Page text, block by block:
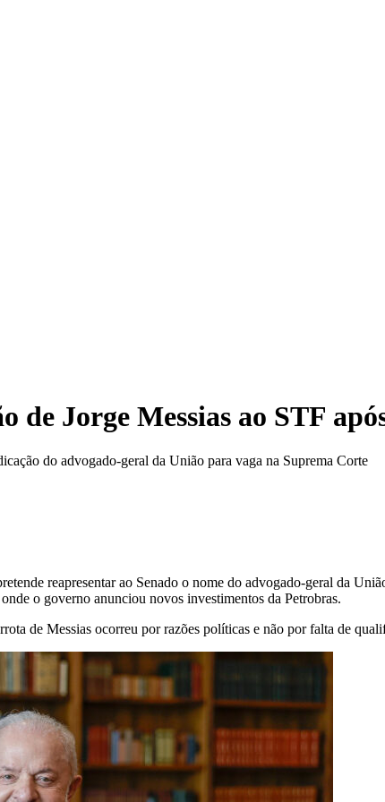
Jorge Messias ao STF
do advogado-geral da União para vaga na Suprema Corte
reapresentar ao Senado o nome do advogado-geral da
o governo anunciou novos investimentos da Petrobras.
de Messias ocorreu por razões políticas e não por falta de